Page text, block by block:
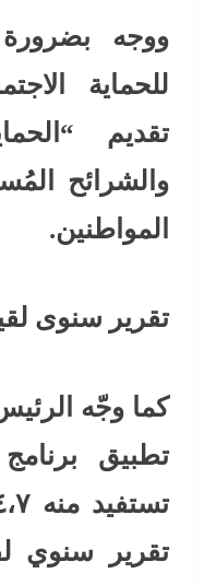
ووجه
للحماية
تقديم
والشرائح
المواطنين.
تقرير سنوى
كما وجّه
تطبيق
تقرير سنوي